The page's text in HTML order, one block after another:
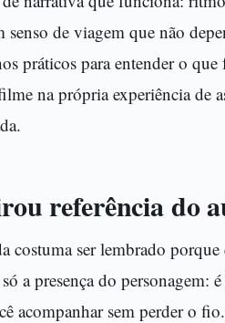
de viagem que não
práticos para entender o que
na própria experiência de
referência do
costuma ser lembrado
a presença do personagem:
acompanhar sem perder o